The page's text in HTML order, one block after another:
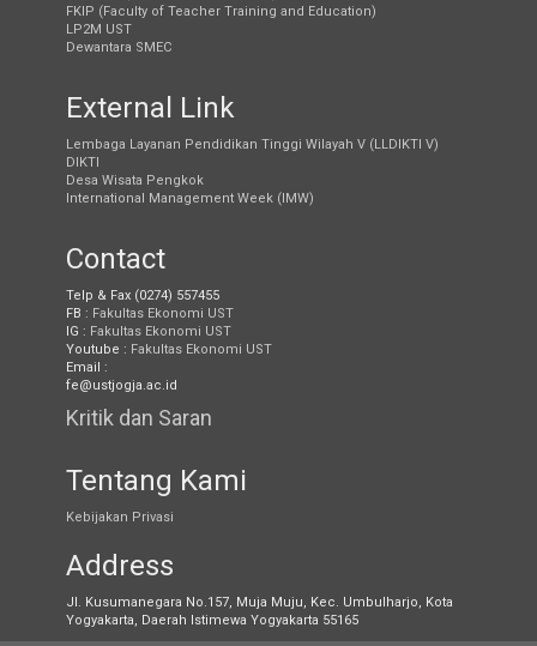
FKIP (Faculty of Teacher Training and Education)
LP2M UST
Dewantara SMEC
External Link
Lembaga Layanan Pendidikan Tinggi Wilayah V (LLDIKTI V)
DIKTI
Desa Wisata Pengkok
International Management Week (IMW)
Contact
Telp & Fax (0274) 557455
FB : Fakultas Ekonomi UST
IG : Fakultas Ekonomi UST
Youtube : Fakultas Ekonomi UST
Email :
fe@ustjogja.ac.id
Kritik dan Saran
Tentang Kami
Kebijakan Privasi
Address
Jl. Kusumanegara No.157, Muja Muju, Kec. Umbulharjo, Kota
Yogyakarta, Daerah Istimewa Yogyakarta 55165